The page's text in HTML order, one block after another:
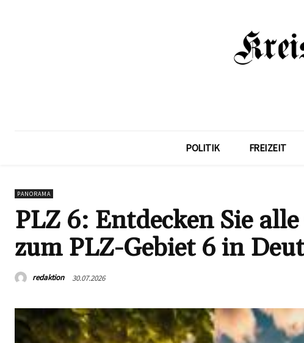
POLITIK FREIZEIT
PANORAMA
PLZ 6: Entdecken Sie
zum PLZ-Gebiet 6 in
redaktion 30.07.2026